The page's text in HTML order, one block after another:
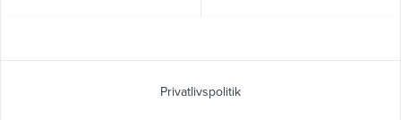
Privatlivspolitik